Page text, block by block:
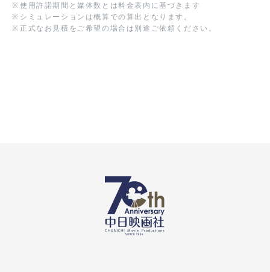
※ 使用許諾期間と媒体数とは料金表内に基づきます
※ シミュレーションは概算での算出となります。
※ 正式なお見積をご希望の場合は別途ご依頼ください。